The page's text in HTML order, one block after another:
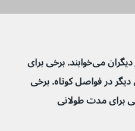
برخی از نوزادان بسیار بیشتر از دیگران می‌خوابند. برخی برای
برخی دیگر در فواصل کوتاه. برخی
برخی برای مدت طولانی